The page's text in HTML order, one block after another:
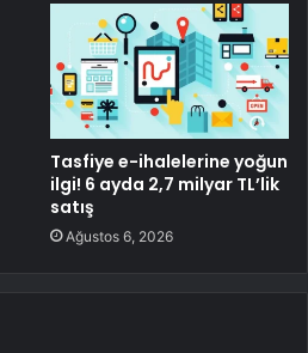
Tasfiye e-ihalelerine yoğun
ilgi! 6 ayda 2,7 milyar TL’lik
satış
Ağustos 6, 2026